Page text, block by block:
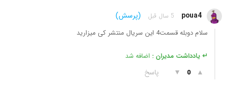
poua4 5 سال قبل (پرسش)
سلام دوبله قسمت4 این سریال منتشر کی میزارید
↵ یادداشت مدیران : اضافه شد
▲
0
▼ پاسخ